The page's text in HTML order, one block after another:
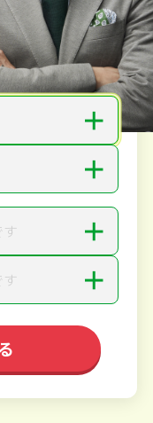
査定
査定いたします
＋
＋
＋
＋